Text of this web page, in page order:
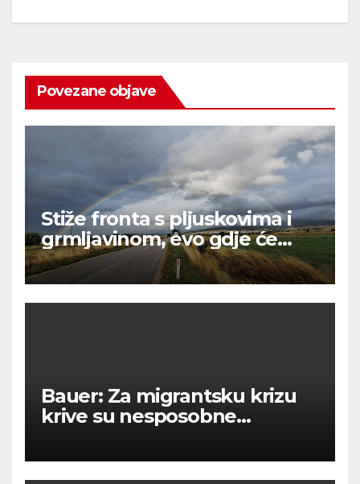
Povezane objave
Stiže fronta s pljuskovima i
grmljavinom, evo gdje će
najviše osvježiti
Bauer: Za migrantsku krizu
krive su nesposobne